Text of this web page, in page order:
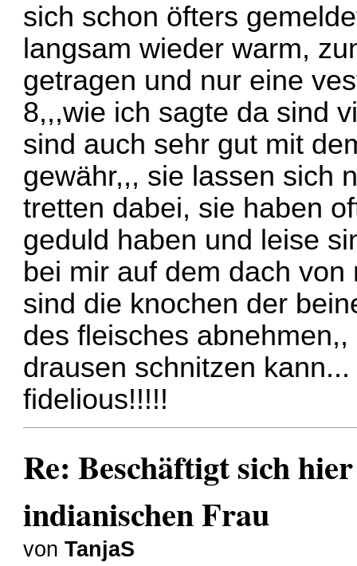
sich schon öfters
langsam wieder warm,
getragen und nur eine
8,,,wie ich sagte da sind
sind auch sehr gut mit
gewähr,,, sie lassen sich
tretten dabei, sie haben
geduld haben und leise
bei mir auf dem dach
sind die knochen der
des fleisches
drausen schnitzen
fidelious!!!!!
Re: Beschäftigt sich
indianischen Frau
vonTanjaS